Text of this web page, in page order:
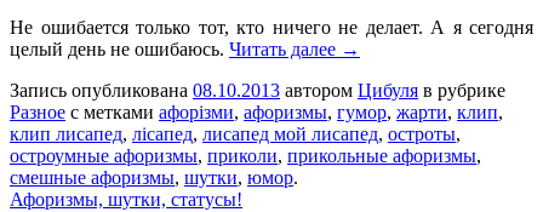
Не ошибается только тот, кто ничего не делает. А я сегодня
целый день не ошибаюсь. Читать далее →
Запись опубликована 08.10.2013 автором Цибуля в рубрике
Разное с метками афорізми, афоризмы, гумор, жарти, клип,
клип лисапед, лісапед, лисапед мой лисапед, остроты,
остроумные афоризмы, приколи, прикольные афоризмы,
смешные афоризмы, шутки, юмор.
Афоризмы, шутки, статусы!